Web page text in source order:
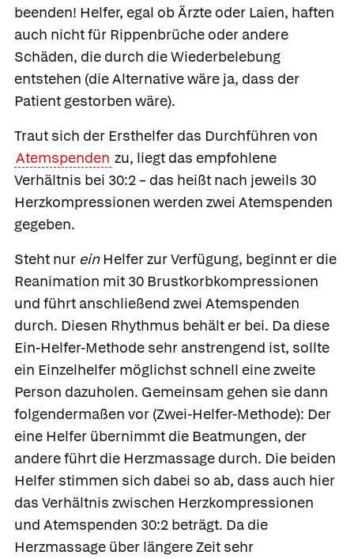
beenden! Helfer, egal ob Ärzte oder Laien, haften
auch nicht für Rippenbrüche oder andere
Schäden, die durch die Wiederbelebung
entstehen (die Alternative wäre ja, dass der
Patient gestorben wäre).
Traut sich der Ersthelfer das Durchführen von
Atemspenden zu, liegt das empfohlene
Verhältnis bei 30:2 – das heißt nach jeweils 30
Herzkompressionen werden zwei Atemspenden
gegeben.
Steht nur einHelfer zur Verfügung, beginnt er die
Reanimation mit 30 Brustkorbkompressionen
und führt anschließend zwei Atemspenden
durch. Diesen Rhythmus behält er bei. Da diese
Ein-Helfer-Methode sehr anstrengend ist, sollte
ein Einzelhelfer möglichst schnell eine zweite
Person dazuholen. Gemeinsam gehen sie dann
folgendermaßen vor (Zwei-Helfer-Methode): Der
eine Helfer übernimmt die Beatmungen, der
andere führt die Herzmassage durch. Die beiden
Helfer stimmen sich dabei so ab, dass auch hier
das Verhältnis zwischen Herzkompressionen
und Atemspenden 30:2 beträgt. Da die
Herzmassage über längere Zeit sehr